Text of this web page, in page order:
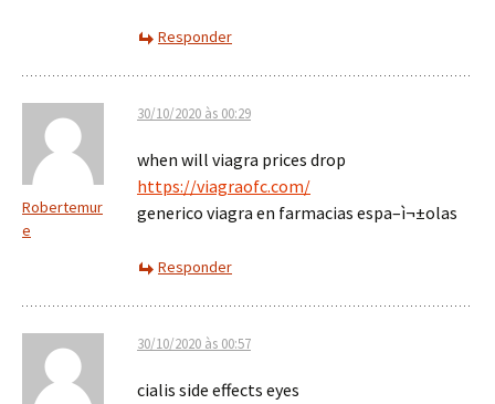
Responder
Robertemur
e
30/10/2020 às 00:29
when will viagra prices drop
https://viagraofc.com/
generico viagra en farmacias espa–ì¬±olas
Responder
30/10/2020 às 00:57
cialis side effects eyes